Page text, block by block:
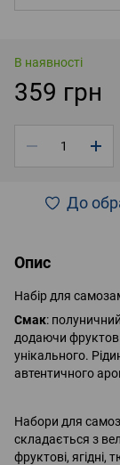
В наявності
359 грн
До
Опис
Набір для
Смак:
додаючи
унікального.
автентичного
Набори для
складається з
фруктові, ягідні,